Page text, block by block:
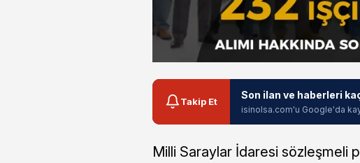
Takip Et
Son ilan ve haberleri
isinolsa.com'u Google'da
Milli Saraylar İdaresi sözleşmeli